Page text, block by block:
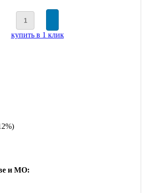
купить в 1 клик
и МО: